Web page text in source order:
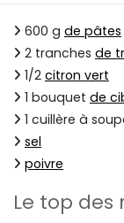
600 g de pâtes
2 tranches de
1/2 citron vert
1 bouquet de
1 cuillère à
sel
poivre
Le top des